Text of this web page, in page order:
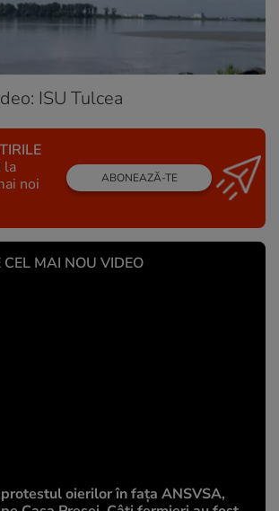
ISU Tulcea
la
noi
ABONEAZĂ-TE
CEL MAI NOU VIDEO
oierilor în fața ANSVSA,